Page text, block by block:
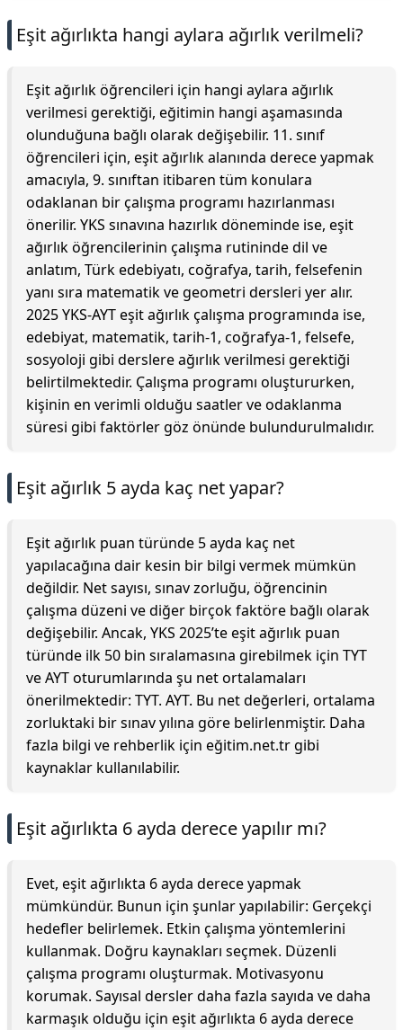
Eşit ağırlıkta hangi aylara ağırlık verilmeli?
Eşit ağırlık öğrencileri için hangi aylara ağırlık
verilmesi gerektiği, eğitimin hangi aşamasında
olunduğuna bağlı olarak değişebilir. 11. sınıf
öğrencileri için, eşit ağırlık alanında derece yapmak
amacıyla, 9. sınıftan itibaren tüm konulara
odaklanan bir çalışma programı hazırlanması
önerilir. YKS sınavına hazırlık döneminde ise, eşit
ağırlık öğrencilerinin çalışma rutininde dil ve
anlatım, Türk edebiyatı, coğrafya, tarih, felsefenin
yanı sıra matematik ve geometri dersleri yer alır.
2025 YKS-AYT eşit ağırlık çalışma programında ise,
edebiyat, matematik, tarih-1, coğrafya-1, felsefe,
sosyoloji gibi derslere ağırlık verilmesi gerektiği
belirtilmektedir. Çalışma programı oluştururken,
kişinin en verimli olduğu saatler ve odaklanma
süresi gibi faktörler göz önünde bulundurulmalıdır.
Eşit ağırlık 5 ayda kaç net yapar?
Eşit ağırlık puan türünde 5 ayda kaç net
yapılacağına dair kesin bir bilgi vermek mümkün
değildir. Net sayısı, sınav zorluğu, öğrencinin
çalışma düzeni ve diğer birçok faktöre bağlı olarak
değişebilir. Ancak, YKS 2025’te eşit ağırlık puan
türünde ilk 50 bin sıralamasına girebilmek için TYT
ve AYT oturumlarında şu net ortalamaları
önerilmektedir: TYT. AYT. Bu net değerleri, ortalama
zorluktaki bir sınav yılına göre belirlenmiştir. Daha
fazla bilgi ve rehberlik için eğitim.net.tr gibi
kaynaklar kullanılabilir.
Eşit ağırlıkta 6 ayda derece yapılır mı?
Evet, eşit ağırlıkta 6 ayda derece yapmak
mümkündür. Bunun için şunlar yapılabilir: Gerçekçi
hedefler belirlemek. Etkin çalışma yöntemlerini
kullanmak. Doğru kaynakları seçmek. Düzenli
çalışma programı oluşturmak. Motivasyonu
korumak. Sayısal dersler daha fazla sayıda ve daha
karmaşık olduğu için eşit ağırlıkta 6 ayda derece